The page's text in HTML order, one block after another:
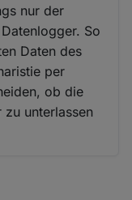
nur der
So
Daten des
per
ob die
unterlassen